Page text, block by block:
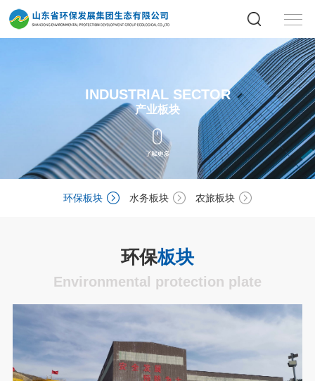
INDUSTRIAL SECTOR
产业板块
环保板块 水务板块 农旅板块
环保板块
Environmental protection plate